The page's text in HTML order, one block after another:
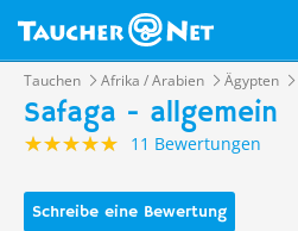
Tauchen Afrika / Arabien Ägypten
Safaga - allgemein
11 Bewertungen
Schreibe eine Bewertung